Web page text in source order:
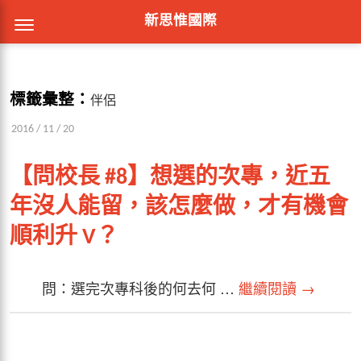
新思惟國際
標籤彙整： 伴侶
2016 / 11 / 20
【問校長 #8】想選的次專，近五
年沒人能留，該怎麼做，才有機會
順利升 V？
問：選完次專科後的何去何 … 繼續閱讀 →